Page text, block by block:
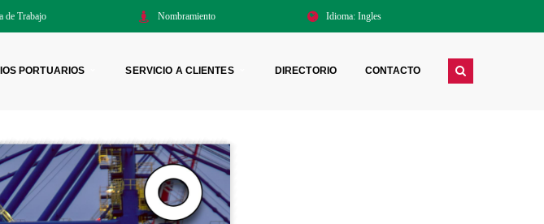
de Trabajo Nombramiento Idioma: Ingles
PORTUARIOS SERVICIO A CLIENTES DIRECTORIO CONTACTO